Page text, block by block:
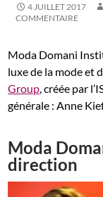
4 JUILLET 2017
COMMENTAIRE
Moda Domani
luxe de la mode et
Group, créée par
générale : Anne
Moda
direction